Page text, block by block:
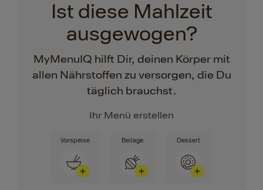
Ist diese Mahlzeit
ausgewogen?
MyMenuIQ hilft Dir, deinen Körper mit
allen Nährstoffen zu versorgen, die Du
täglich brauchst.
Ihr Menü erstellen
Vorspeise Beilage Dessert